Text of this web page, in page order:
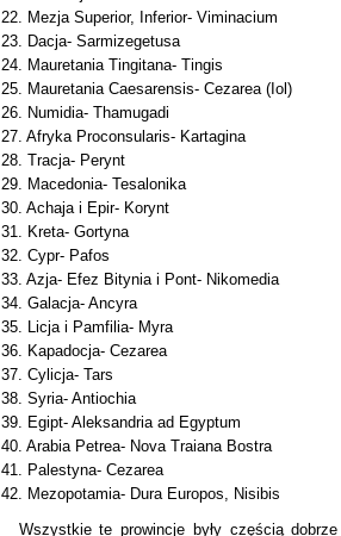
22. Mezja Superior, Inferior- Viminacium
23. Dacja- Sarmizegetusa
24. Mauretania Tingitana- Tingis
25. Mauretania Caesarensis- Cezarea (Iol)
26. Numidia- Thamugadi
27. Afryka Proconsularis- Kartagina
28. Tracja- Perynt
29. Macedonia- Tesalonika
30. Achaja i Epir- Korynt
31. Kreta- Gortyna
32. Cypr- Pafos
33. Azja- Efez Bitynia i Pont- Nikomedia
34. Galacja- Ancyra
35. Licja i Pamfilia- Myra
36. Kapadocja- Cezarea
37. Cylicja- Tars
38. Syria- Antiochia
39. Egipt- Aleksandria ad Egyptum
40. Arabia Petrea- Nova Traiana Bostra
41. Palestyna- Cezarea
42. Mezopotamia- Dura Europos, Nisibis
Wszystkie te prowincje były częścią